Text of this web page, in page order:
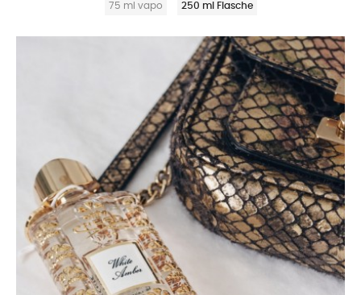
75 ml vapo 250 ml Flasche